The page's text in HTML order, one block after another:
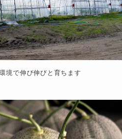
境で伸び伸びと育ちます